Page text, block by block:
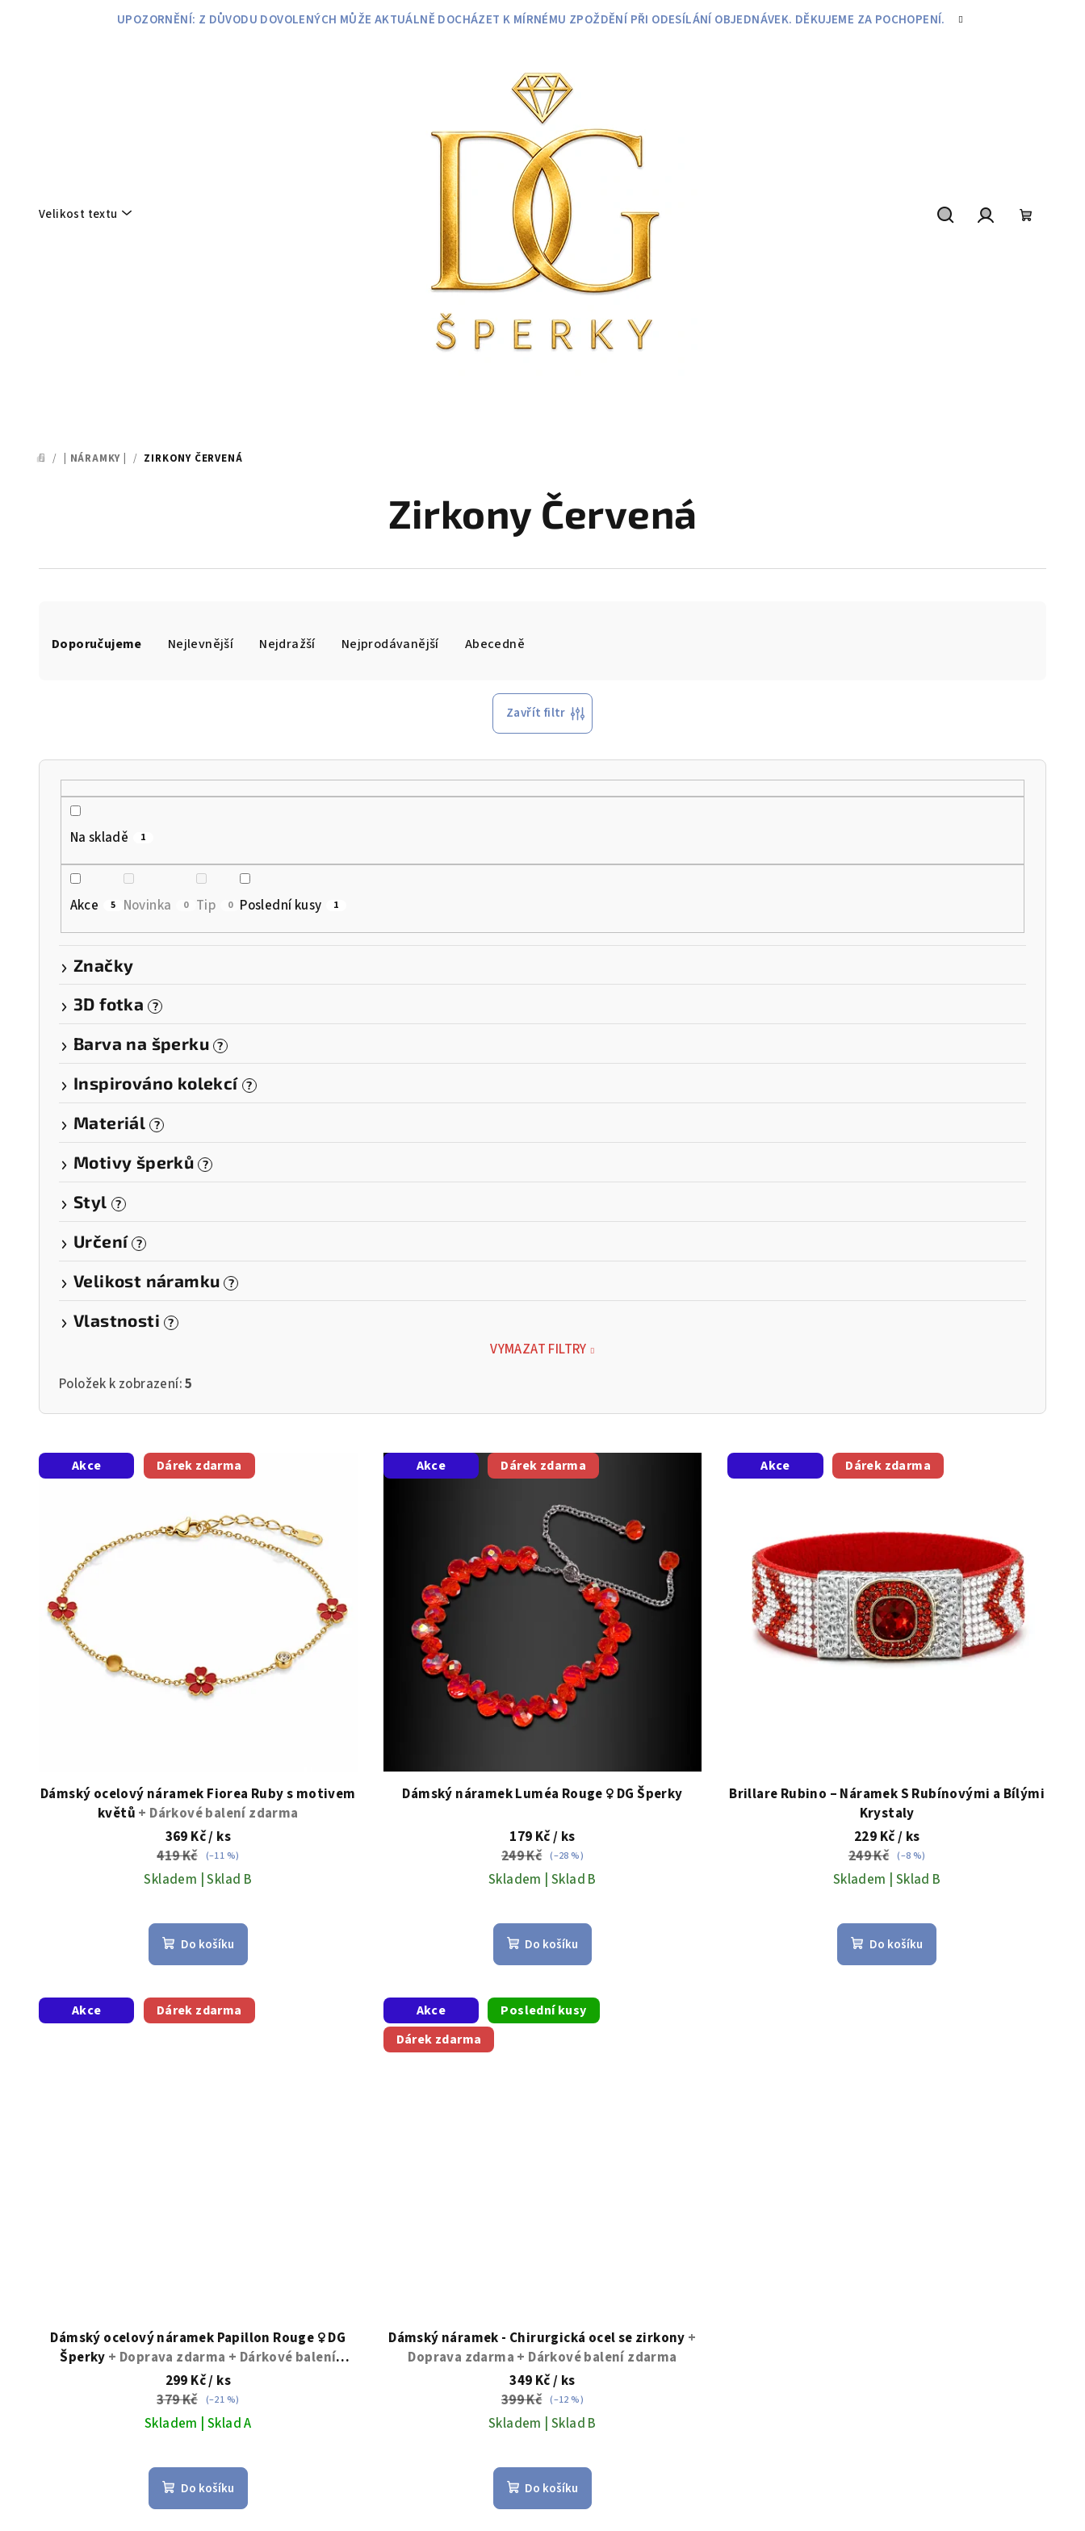
UPOZORNĚNÍ: Z DŮVODU DOVOLENÝCH MŮŽE AKTUÁLNĚ DOCHÁZET K MÍRNÉMU ZPOŽDĚNÍ PŘI ODESÍLÁNÍ OBJEDNÁVEK. DĚKUJEME ZA POCHOPENÍ.
Velikost textu
DOMŮ
/ | NÁRAMKY | / ZIRKONY ČERVENÁ
Zirkony Červená
aDoporučujeme Nejlevnější Nejdražší Nejprodávanější Abecedně
Zavřít filtr
Na skladě 1
Akce 5 Novinka 0 Tip 0 Poslední kusy 1
Značky
3D fotka
?
Barva na šperku ?
Inspirováno kolekcí ?
Materiál ?
Motivy šperků ?
Styl ?
Určení ?
Velikost náramku ?
Vlastnosti ?
VYMAZAT FILTRY
Položek k zobrazení:5
V
ý
p
t
Akce Dárek zdarma
Dámský ocelový náramek Fiorea Ruby s motivem
květů + Dárkové balení zdarma
369 Kč/ ks
419 Kč
(–11 %)
Skladem | Sklad B
Do košíku
Akce Dárek zdarma
Dámský náramek Luméa Rouge ♀️ DG Šperky
179 Kč/ ks
249 Kč (–28 %)
Skladem | Sklad B
Do košíku
Akce Dárek zdarma
Brillare Rubino – Náramek S Rubínovými a Bílými
Krystaly
229 Kč/ ks
249 Kč (–8 %)
Skladem | Sklad B
Do košíku
Akce Dárek zdarma
Dámský ocelový náramek Papillon Rouge ♀️ DG
Šperky + Doprava zdarma + Dárkové balení
zdarma
299 Kč/ ks
379 Kč
(–21 %)
Skladem | Sklad A
Do košíku
Akce
Poslední kusy
Dárek zdarma
Dámský náramek - Chirurgická ocel se zirkony +
Doprava zdarma + Dárkové balení zdarma
349 Kč/ ks
399 Kč (–12 %)
Skladem | Sklad B
hodnocení
produktu
je
Do košíku